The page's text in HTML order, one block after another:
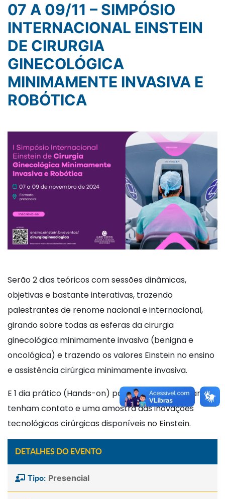
07 A 09/11 – SIMPÓSIO
INTERNACIONAL EINSTEIN
DE CIRURGIA
GINECOLÓGICA
MINIMAMENTE INVASIVA E
ROBÓTICA
Serão 2 dias teóricos com sessões dinâmicas,
objetivas e bastante interativas, trazendo
palestrantes de renome nacional e internacional,
girando sobre todas as esferas da cirurgia
ginecológica minimamente invasiva (benigna e
oncológica) e trazendo os valores Einstein no ensino
e assistência cirúrgica minimamente invasiva.
E 1 dia prático (Hands-on) para que os participantes
tenham contato e uma amostra das inovações
tecnológicas cirúrgicas disponíveis no Einstein.
DETALHES DO EVENTO
Tipo: Presencial